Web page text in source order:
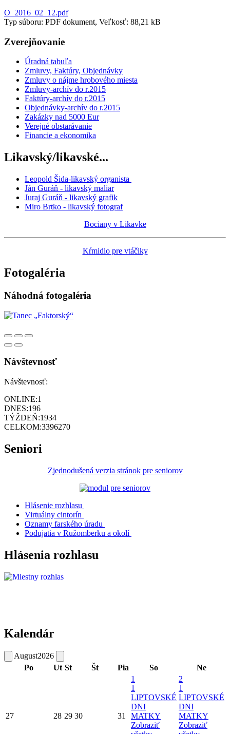
O_2016_02_12.pdf
Typ súboru: PDF dokument, Veľkosť: 88,21 kB
Zverejňovanie
Úradná tabuľa
Zmluvy, Faktúry, Objednávky
Zmluvy o nájme hrobového miesta
Zmluvy-archív do r.2015
Faktúry-archív do r.2015
Objednávky-archív do r.2015
Zakázky nad 5000 Eur
Verejné obstarávanie
Financie a ekonomika
Likavský/likavské...
Leopold Šida-likavský organista
Ján Guráň - likavský maliar
Juraj Guráň - likavský grafik
Miro Brtko - likavský fotograf
Bociany v Likavke
Kŕmidlo pre vtáčiky
Fotogaléria
Náhodná fotogaléria
Návštevnosť
Návštevnosť:
ONLINE:1
DNES:196
TÝŽDEŇ:1934
CELKOM:3396270
Seniori
Zjednodušená verzia stránok pre seniorov
Hlásenie rozhlasu
Virtuálny cintorín
Oznamy farského úradu
Podujatia v Ružomberku a okolí
Hlásenia rozhlasu
Kalendár
August2026
Po
Ut St Št Pia So Ne
27 28 29 30 31
1
1
LIPTOVSKÉ
DNI
MATKY
Zobraziť
2
1
LIPTOVSKÉ
DNI
MATKY
Zobraziť